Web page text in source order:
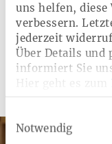
uns helfen, diese
verbessern.
jederzeit
Über Details
informiert Sie
Einwilligungsauswahl
Notwendig
Schutzimpfungen